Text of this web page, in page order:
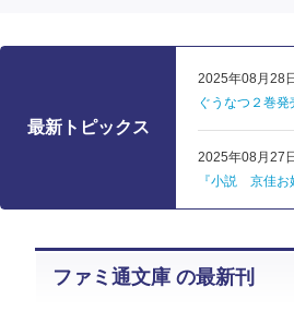
最新トピックス
2025年08月28日
ぐうなつ２巻
2025年08月27日
『小説 京佳お
ファミ通文庫 の最新刊